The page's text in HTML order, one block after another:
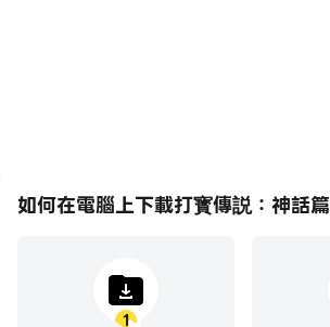
如何在電腦上下載打寳傳説：神話篇
1